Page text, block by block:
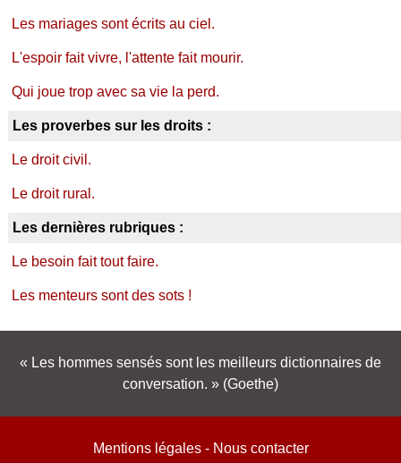
Les mariages sont écrits au ciel.
L'espoir fait vivre, l'attente fait mourir.
Qui joue trop avec sa vie la perd.
Les proverbes sur les droits :
Le droit civil.
Le droit rural.
Les dernières rubriques :
Le besoin fait tout faire.
Les menteurs sont des sots !
Les hommes sensés sont les meilleurs dictionnaires de
conversation.
(Goethe)
Mentions légales- Nous contacter